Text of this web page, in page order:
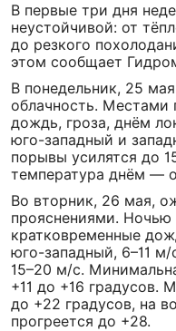
В первые три дня
неустойчивой: от
до резкого
этом сообщает
В понедельник, 25
облачность. Местами
дождь, гроза, днём
юго-западный и
порывы усилятся до
температура днём —
Во вторник, 26 мая,
прояснениями.
кратковременные
юго-западный, 6–11
15–20 м/с.
+11 до +16 градусов.
до +22 градусов, на
прогреется до +28.